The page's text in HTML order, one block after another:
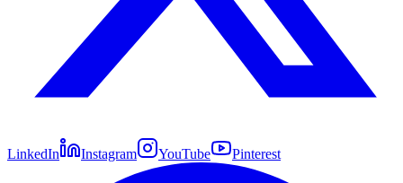
LinkedIn Instagram YouTube Pinterest